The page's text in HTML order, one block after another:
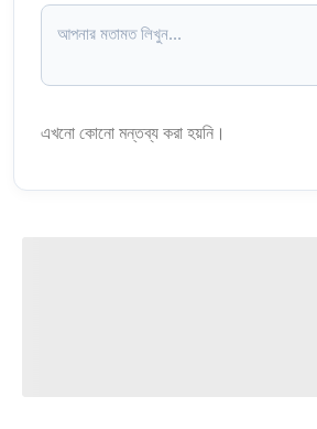
এখনো কোনো মন্তব্য করা হয়নি।